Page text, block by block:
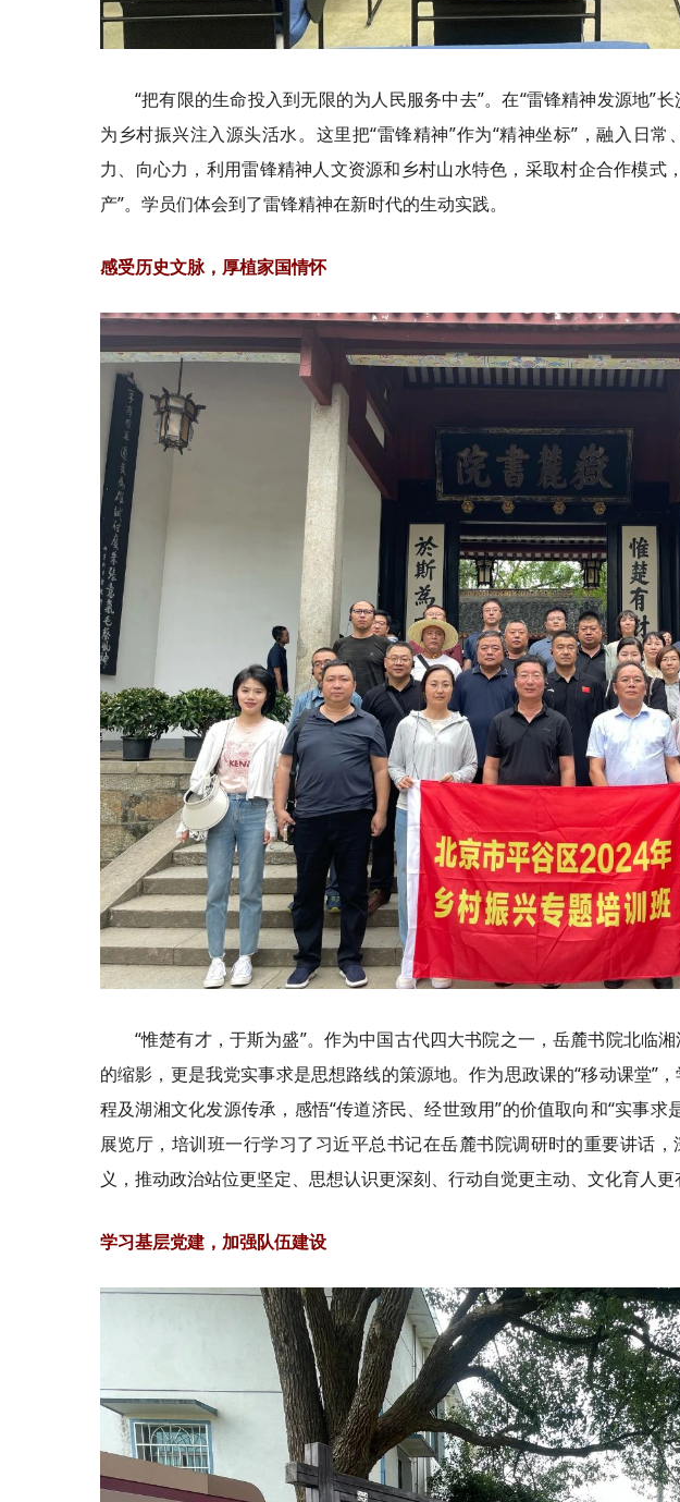
“把有限的生命投入到无限的为人民服务中去”。在“雷锋精神发源地”
为乡村振兴注入源头活水。这里把“雷锋精神”作为“精神坐标”，融入日
力、向心力，利用雷锋精神人文资源和乡村山水特色，采取村企合作模式
产”。学员们体会到了雷锋精神在新时代的生动实践。
感受历史文脉，厚植家国情怀
“惟楚有才，于斯为盛”。作为中国古代四大书院之一，岳麓书院北临
的缩影，更是我党实事求是思想路线的策源地。作为思政课的“移动课堂”
程及湖湘文化发源传承，感悟“传道济民、经世致用”的价值取向和“实事
展览厅，培训班一行学习了习近平总书记在岳麓书院调研时的重要讲话
义，推动政治站位更坚定、思想认识更深刻、行动自觉更主动、文化育人更
学习基层党建，加强队伍建设